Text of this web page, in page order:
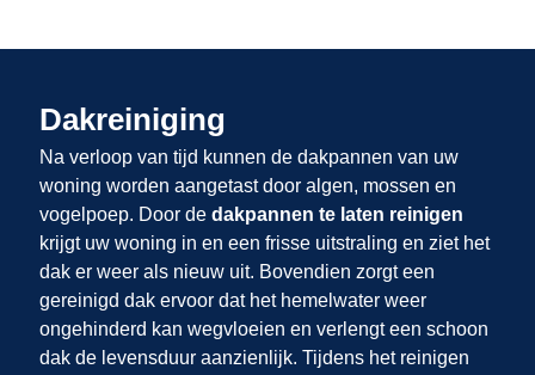
Dakreiniging
Na verloop van tijd kunnen de dakpannen van uw
woning worden aangetast door algen, mossen en
vogelpoep. Door de dakpannen te laten reinigen
krijgt uw woning in en een frisse uitstraling en ziet het
dak er weer als nieuw uit. Bovendien zorgt een
gereinigd dak ervoor dat het hemelwater weer
ongehinderd kan wegvloeien en verlengt een schoon
dak de levensduur aanzienlijk. Tijdens het reinigen